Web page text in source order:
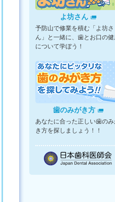
よ坊さん
予防山で修業を積む「よ坊さ
ん」と一緒に、歯とお口の
について学ぼう！
歯のみがき方
あなたに合った正しい歯の
き方を探しましょう！！